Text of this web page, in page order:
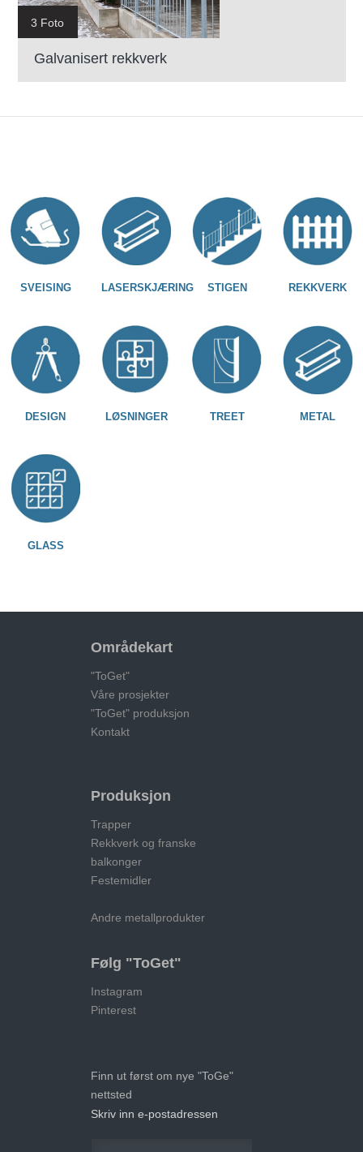
3 Foto
Galvanisert rekkverk
SVEISING LASERSKJÆRING STIGEN REKKVERK
DESIGN LØSNINGER TREET METAL
GLASS
Områdekart
"ToGet"
Våre prosjekter
"ToGet" produksjon
Kontakt
Produksjon
Trapper
Rekkverk og franske
balkonger
Festemidler
Andre metallprodukter
Følg "ToGet"
Instagram
Pinterest
Finn ut først om nye "ToGe"
nettsted
Skriv inn e-postadressen